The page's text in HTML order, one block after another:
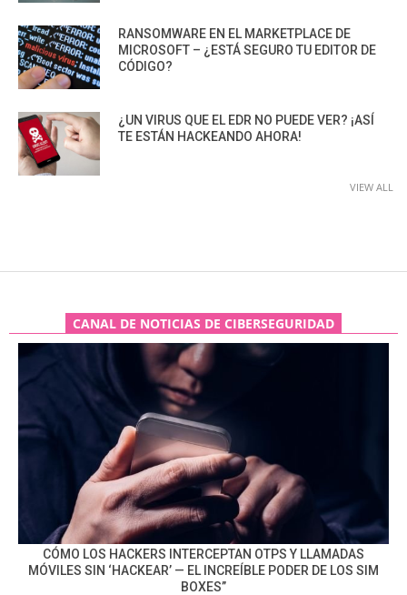
RANSOMWARE EN EL MARKETPLACE DE
MICROSOFT – ¿ESTÁ SEGURO TU EDITOR DE
CÓDIGO?
¿UN VIRUS QUE EL EDR NO PUEDE VER? ¡ASÍ
TE ESTÁN HACKEANDO AHORA!
VIEW ALL
CANAL DE NOTICIAS DE CIBERSEGURIDAD
CÓMO LOS HACKERS INTERCEPTAN OTPS Y LLAMADAS
MÓVILES SIN ‘HACKEAR’ — EL INCREÍBLE PODER DE LOS SIM
BOXES”